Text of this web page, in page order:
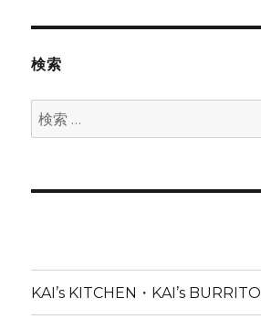
検索
検
索:
KAI’s KITCHEN・KAI’s BURRITO